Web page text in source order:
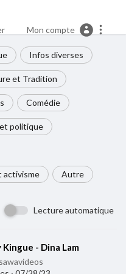
Mon compte
Infos diverses
et Tradition
Comédie
politique
activisme Autre
Lecture automatique
Kingue - Dina Lam